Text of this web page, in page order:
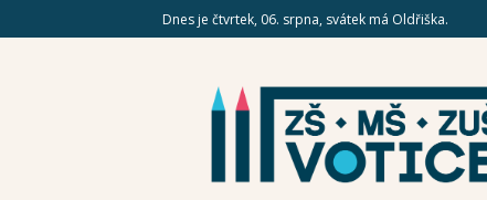
to
Dnes je čtvrtek, 06. srpna, svátek má Oldřiška.